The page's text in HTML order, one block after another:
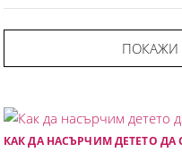
ПОКАЖИ
КАК ДА НАСЪРЧИМ ДЕТЕТО ДА